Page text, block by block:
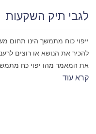
לגבי תיק השקעות
ייפוי כוח מתמשך הינו
להכיר את הנושא או רוצים
את המאמר מהו יפוי כח
קרא עוד